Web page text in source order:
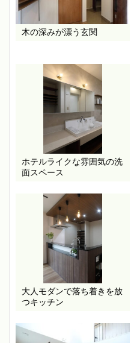
木の深みが漂う玄関
ホテルライクな雰囲気の洗
面スペース
大人モダンで落ち着きを放
つキッチン